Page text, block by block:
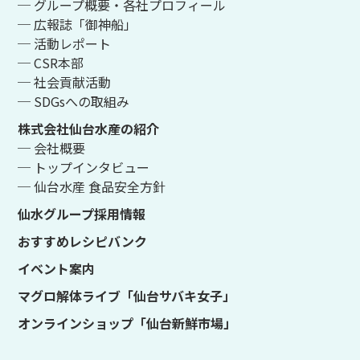
─ グループ概要・各社プロフィール
─ 広報誌「御神船」
─ 活動レポート
─ CSR本部
─ 社会貢献活動
─ SDGsへの取組み
株式会社仙台水産の紹介
─ 会社概要
─ トップインタビュー
─ 仙台水産 食品安全方針
仙水グループ採用情報
おすすめレシピバンク
イベント案内
マグロ解体ライブ「仙台サバキ女子」
オンラインショップ「仙台新鮮市場」